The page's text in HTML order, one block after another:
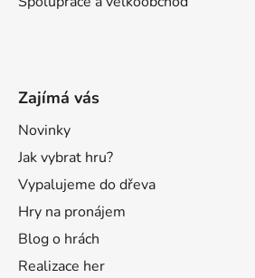
Zajímá vás
Novinky
Jak vybrat hru?
Vypalujeme do dřeva
Hry na pronájem
Blog o hrách
Realizace her